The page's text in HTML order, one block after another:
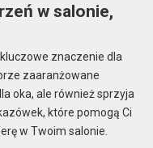
w salonie,
znaczenie dla
zaaranżowane
oka, ale również sprzyja
które pomogą Ci
w Twoim salonie.